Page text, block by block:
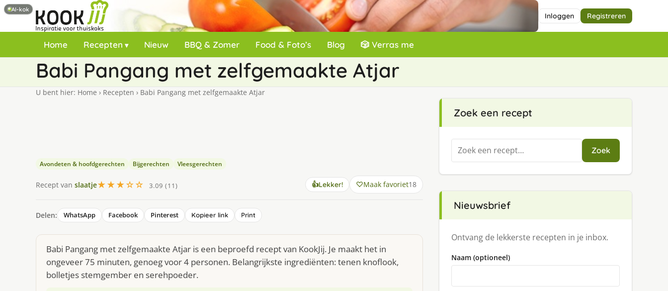
Inloggen Registreren
Home Recepten Nieuw BBQ & Zomer Food & Foto’s Blog 🎲 Verras me
Babi Pangang met zelfgemaakte Atjar
U bent hier: Home › Recepten › Babi Pangang met zelfgemaakte Atjar
Avondeten & hoofdgerechten Bijgerechten Vleesgerechten
Recept van slaatje★★★☆☆ 3.09 (11) 👍Lekker! Maak favoriet18
Delen: WhatsApp Facebook Pinterest Kopieer link Print
Babi Pangang met zelfgemaakte Atjar is een beproefd recept van KookJij. Je maakt het in
ongeveer 75 minuten, genoeg voor 4 personen. Belangrijkste ingrediënten: tenen knoflook,
bolletjes stemgember en serehpoeder.
Zoek een recept
Zoeken
naar:
Zoek
Nieuwsbrief
Ontvang de lekkerste recepten in je inbox.
Naam (optioneel)
AI-kok